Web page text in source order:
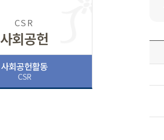
CSR
사회공헌
사회공헌활동
CSR